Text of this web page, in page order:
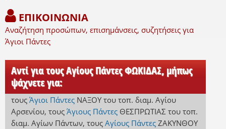
ΕΠΙΚΟΙΝΩΝΙΑ
Αναζήτηση προσώπων, επισημάνσεις, συζητήσεις για
Άγιοι Πάντες
Αντί για τους Αγίους Πάντες ΦΩΚΙΔΑΣ, μήπως
ψάχνετε για:
τους Άγιοι Πάντες ΝΑΞΟΥ του τοπ. διαμ. Αγίου
Αρσενίου, τους Άγιους Πάντες ΘΕΣΠΡΩΤΙΑΣ του τοπ.
διαμ. Αγίων Πάντων, τους Αγίους Πάντες ΖΑΚΥΝΘΟΥ